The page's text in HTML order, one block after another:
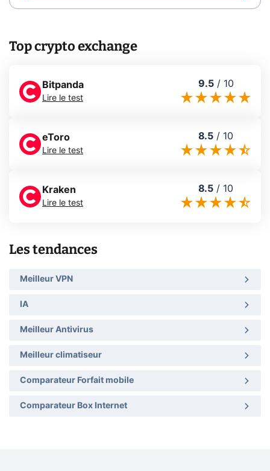
Top crypto exchange
Bitpanda
Lire le test
9.5/ 10
eToro
Lire le test
8.5 / 10
Kraken
Lire le test
8.5 / 10
Les tendances
Meilleur VPN
IA
Meilleur Antivirus
Meilleur climatiseur
Comparateur Forfait mobile
Comparateur Box Internet